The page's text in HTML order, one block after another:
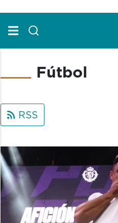
Fútbol
RSS